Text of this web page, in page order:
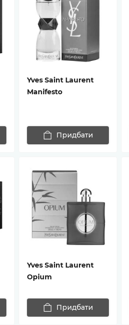
Yves Saint Laurent
Manifesto
Придбати
Yves Saint Laurent
Opium
Придбати